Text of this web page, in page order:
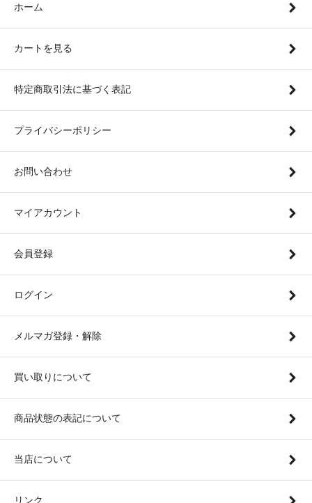
ホーム
カートを見る
特定商取引法に基づく表記
プライバシーポリシー
お問い合わせ
マイアカウント
会員登録
ログイン
メルマガ登録・解除
買い取りについて
商品状態の表記について
当店について
リンク